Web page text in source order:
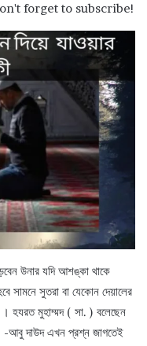
forget to subscribe!
উনার যদি আশঙ্কা থাকে
সামনে সুতরা বা যেকোন দেয়ালের
। হযরত মুহাম্মদ ( সা. ) বলেছেন
-আবু দাউদ এখন প্রশ্ন জাগতেই